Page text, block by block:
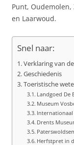
Punt,
en Laarwoud.
Snel naar:
Verklaring van
Geschiedenis
Toeristische
Landgoed De
Museum
Drents
Herfstpret in